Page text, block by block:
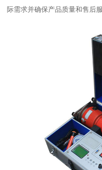
际需求并确保产品质量和售后服